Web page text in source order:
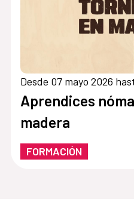
Desde 07 mayo 2026
Aprendices
madera
FORMACIÓN